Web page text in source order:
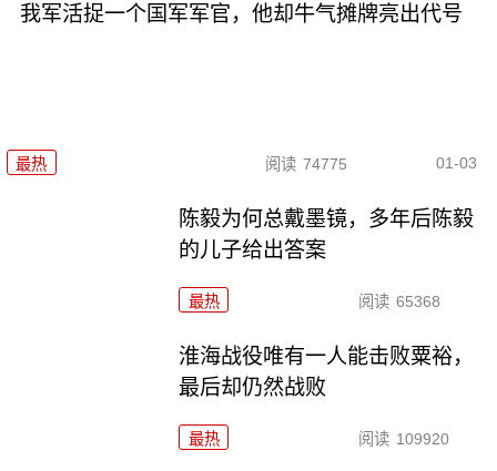
我军活捉一个国军军官，他却牛气摊牌亮出代号
最热 阅读 74775 01-03
陈毅为何总戴墨镜，多年后陈毅
的儿子给出答案
最热 阅读 65368
淮海战役唯有一人能击败粟裕，
最后却仍然战败
最热 阅读 109920